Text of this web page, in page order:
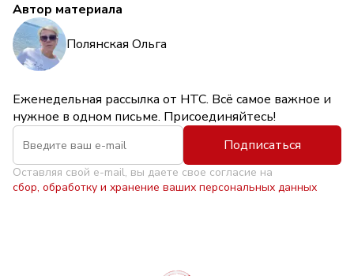
Автор материала
Полянская Ольга
Еженедельная рассылка от НТС. Всё самое важное и
нужное в одном письме. Присоединяйтесь!
Подписаться
Оставляя свой e-mail, вы даете свое согласие на
сбор, обработку и хранение ваших персональных данных